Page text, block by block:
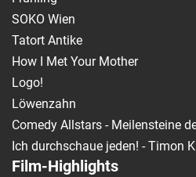
SOKO Wien
Tatort Antike
How I Met Your Mother
Logo!
Löwenzahn
Comedy Allstars - Meilensteine
Ich durchschaue jeden! - Timon
Film-Highlights